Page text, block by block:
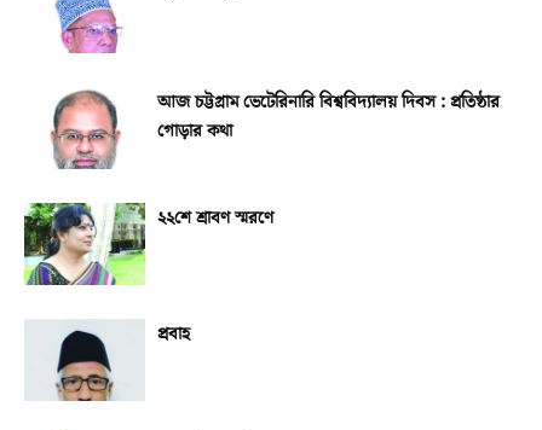
আজ চট্টগ্রাম ভেটেরিনারি বিশ্ববিদ্যালয় দিবস : প্রতিষ্ঠার
গোড়ার কথা
২২শে শ্রাবণ স্মরণে
প্রবাহ